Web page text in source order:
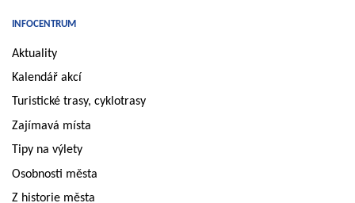
INFOCENTRUM
Aktuality
Kalendář akcí
Turistické trasy, cyklotrasy
Zajímavá místa
Tipy na výlety
Osobnosti města
Z historie města